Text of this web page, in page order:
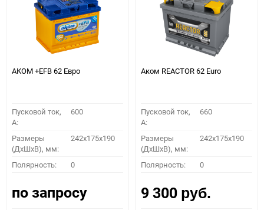
АКОМ +EFB 62 Евро
Пусковой ток,
A:
600
Размеры
(ДхШхВ), мм:
242x175x190
Полярность: 0
по запросу
Аком REACTOR 62 Euro
Пусковой ток,
A:
660
Размеры
(ДхШхВ), мм:
242x175x190
Полярность: 0
9 300 руб.